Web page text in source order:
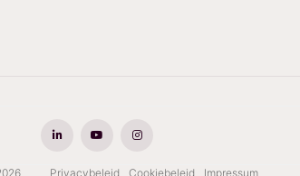
Privacybeleid Cookiebeleid Impressum